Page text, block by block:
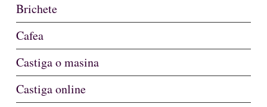
Brichete
Cafea
Castiga o masina
Castiga online